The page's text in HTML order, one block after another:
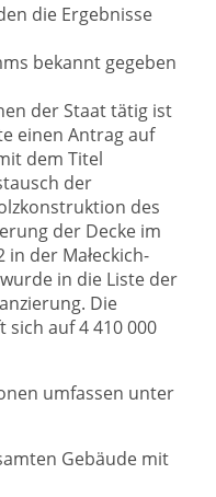
die Ergebnisse
bekannt gegeben
der Staat tätig ist
einen Antrag auf
dem Titel
der
des
der Decke im
der Małeckich-
in die Liste der
Die
auf 4 410 000
umfassen unter
Gebäude mit